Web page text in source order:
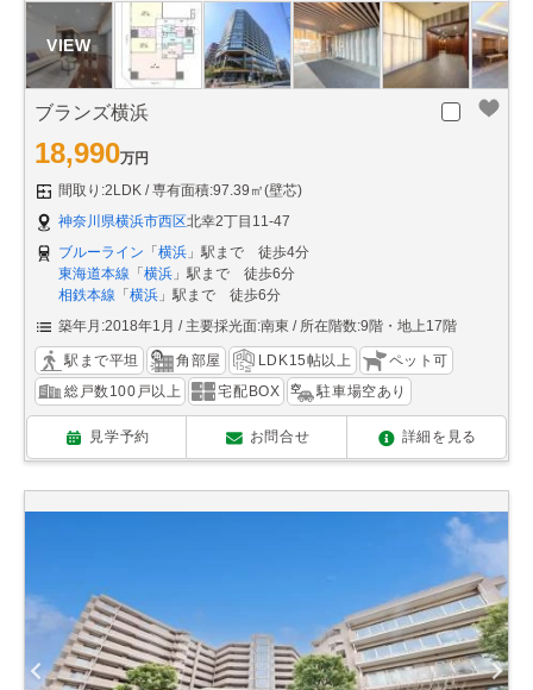
ブランズ横浜
18,990万円
間取り:2LDK
専有面積:97.39㎡(壁芯)
神奈川県横浜市西区北幸2丁目11-47
ブルーライン 「 横浜 」駅まで 徒歩4分
東海道本線 「 横浜 」駅まで 徒歩6分
相鉄本線 「 横浜 」駅まで 徒歩6分
築年月:2018年1月
主要採光面:南東 所在階数:9階・地上17階
駅まで平坦 角部屋 LDK15帖以上
ペット可
総戸数100戸以上
宅配BOX 駐車場空あり
見学予約 お問合せ 詳細を見る